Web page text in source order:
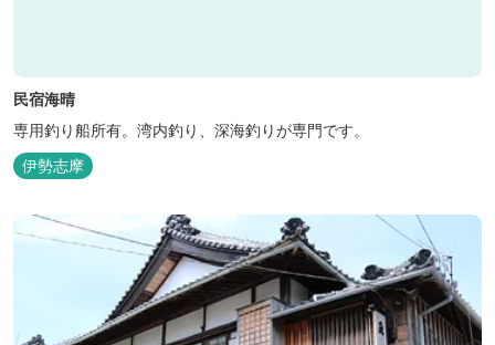
民宿海晴
専用釣り船所有。湾内釣り、深海釣りが専門です。
伊勢志摩